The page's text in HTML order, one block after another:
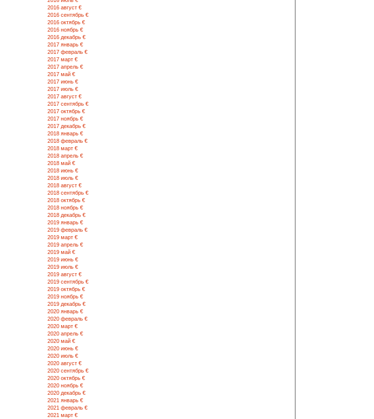
2016 август €
2016 сентябрь €
2016 октябрь €
2016 ноябрь €
2016 декабрь €
2017 январь €
2017 февраль €
2017 март €
2017 апрель €
2017 май €
2017 июнь €
2017 июль €
2017 август €
2017 сентябрь €
2017 октябрь €
2017 ноябрь €
2017 декабрь €
2018 январь €
2018 февраль €
2018 март €
2018 апрель €
2018 май €
2018 июнь €
2018 июль €
2018 август €
2018 сентябрь €
2018 октябрь €
2018 ноябрь €
2018 декабрь €
2019 январь €
2019 февраль €
2019 март €
2019 апрель €
2019 май €
2019 июнь €
2019 июль €
2019 август €
2019 сентябрь €
2019 октябрь €
2019 ноябрь €
2019 декабрь €
2020 январь €
2020 февраль €
2020 март €
2020 апрель €
2020 май €
2020 июнь €
2020 июль €
2020 август €
2020 сентябрь €
2020 октябрь €
2020 ноябрь €
2020 декабрь €
2021 январь €
2021 февраль €
2021 март €